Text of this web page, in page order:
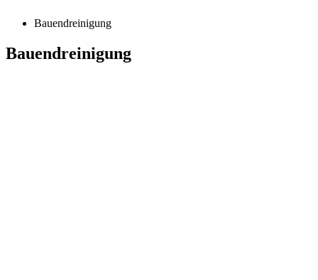
Bauendreinigung
Bauendreinigung